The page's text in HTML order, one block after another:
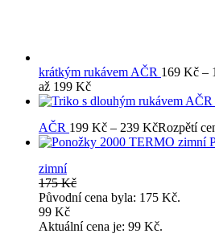
krátkým rukávem AČR 169 Kč –
až 199 Kč
AČR 199 Kč – 239 KčRozpětí
zimní
175Kč
Původní cena byla: 175 Kč.
99 Kč
Aktuální cena je: 99 Kč.